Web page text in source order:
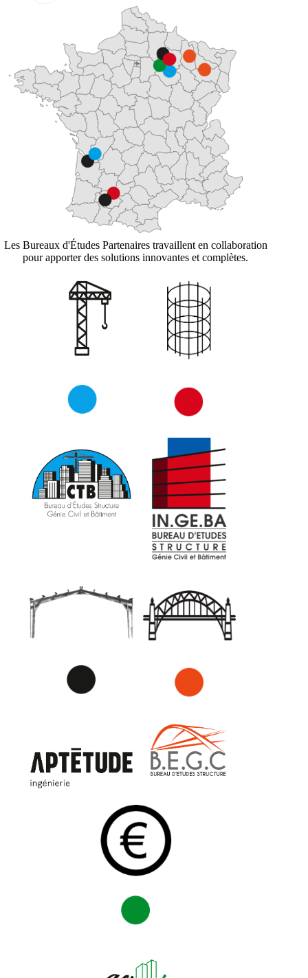
Les Bureaux d'Études Partenaires travaillent en collaboration
pour apporter des solutions innovantes et complètes.